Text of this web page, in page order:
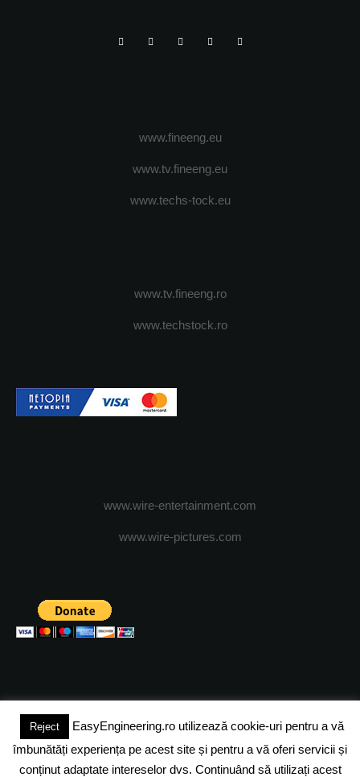
www.fineeng.eu
www.tv.fineeng.eu
www.techs-tock.eu
www.tv.fineeng.ro
www.techstock.ro
www.wire-entertainment.com
www.wire-pictures.com
(c) 2024 - FineEngineeringMagazine. All rights reserved.
DESPRE NOI ADVERTISING JOBS DESPRE COOKIES
Reject
EasyEngineering.ro utilizează cookie-uri pentru a vă
îmbunătăți experiența pe acest site și pentru a vă oferi servicii și
conținut adaptate intereselor dvs. Continuând să utilizați acest